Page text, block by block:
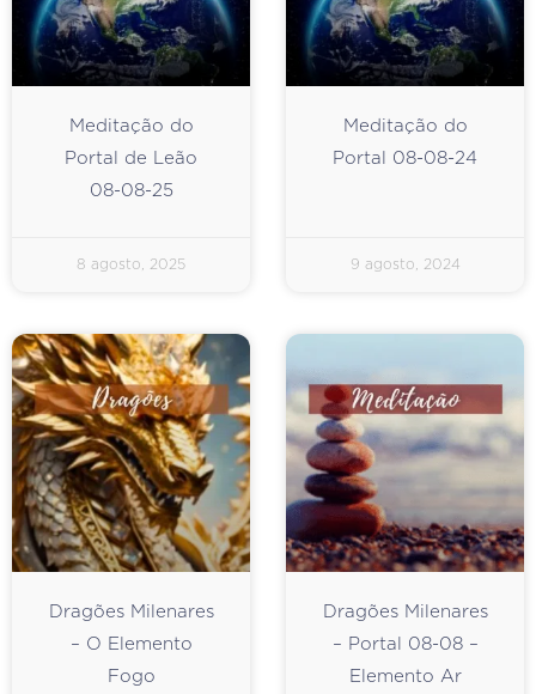
Meditação do
Portal de Leão
08-08-25
8 agosto, 2025
Meditação do
Portal 08-08-24
9 agosto, 2024
Dragões Milenares
– O Elemento
Fogo
Dragões Milenares
– Portal 08-08 –
Elemento Ar